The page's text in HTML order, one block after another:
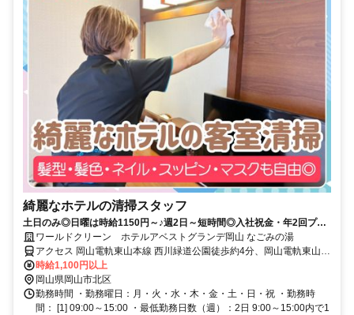
綺麗なホテルの清掃スタッフ
土日のみ◎日曜は時給1150円～♪週2日～短時間◎入社祝金・年2回プチ
ボーナス・全国ホテル社割有◎
ワールドクリーン ホテルアベストグランデ岡山 なごみの湯
アクセス 岡山電軌東山本線 西川緑道公園徒歩約4分、岡山電軌東山本
線 岡山駅前徒歩約2分、ＪＲ山陽本線 岡山東口(後楽園口)徒歩約4分
ＪＲ｢岡山駅｣より徒歩3分 / 岡山電気鉄道｢岡山駅前｣より徒歩1分 ＊交
通費支給
時給1,100円以上
岡山県岡山市北区
勤務時間 ・勤務曜日：月・火・水・木・金・土・日・祝 ・勤務時
間： [1] 09:00～15:00 ・最低勤務日数（週）：2日 9:00～15:00内で1